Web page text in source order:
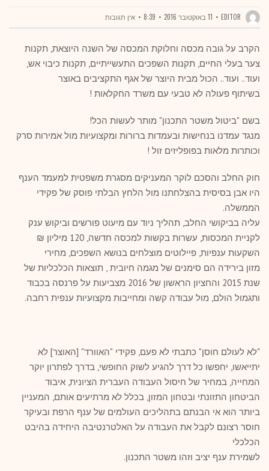
EDITOR 11 באוקטובר 2016 8:39 אין תגובות
הקרב על גובה מכסה וחלוקת המכסה של השנה היוצאת, תקנות
צער בעלי החיים, תקנות השפכים התעשייתיים, תקנות כיבוי אש,
ועוד.. ועוד.. הכול מבית היוצר של אגף התקציבים באוצר
בשיתוף פעולה לא טבעי עם משרד החקלאות !
בשם "ביטול משטר התכנון" מותר לעשות הכל!
מנגד עמדנו בנחישות ובעמדות ברורות ומקצועיות מול אמירות סרק
וכותרות מלאות בפופליזים זול !
חוק החלב והסכם לוקר המעניקים מסגרת משפטית למעמד הענף
היו אבן בסיסית בהצלחתנו מול הלחץ הבלתי פוסק של פקידי
הממשלה.
עליה בביקושי החלב, תהליך ניוד עם מיעוט פורשים וביקוש ענק
לקניית המכסות, עשרות בקשות למכסה חדשה, 120 מיליון ₪
השקעות ענפיות, פיילוטים מוצלחים בנושא השפכים, מחירי
מזון בירידה הם סימנים של מגמה חיובית , תוצאות הכלכליות של
שנת 2015 והחציון הראשון של 2016 מצביעות על פרנסה בכבוד
ותגמול הולם, מול עבודה קשה ומחייבות מקצועיות ענפית רחבה.
"לא לעולם חוסן" כתבתי לא פעם, פקידי "האוורד" [האוצר] לא
יתייאשו, יחפשו כל דרך להגיע לשוק החופשי, בדרך לפתרון יוקר
המחייה, במחיר של חיסול העבודה העברית הציונית, איבוד
הביטחון התזונתי ובטחון המזון, בכלל לא מרתיעים אותם, המעניין
ביותר הוא אי הבנתם בתהליכים העולמים של ענף הרפת ובעיקר
חוסר רצונם לקבל את העבודה על האלטרנטיבה היחידה בהיבט
הכלכלי
לשמירת ענף יציב וזהו משטר התכנון.